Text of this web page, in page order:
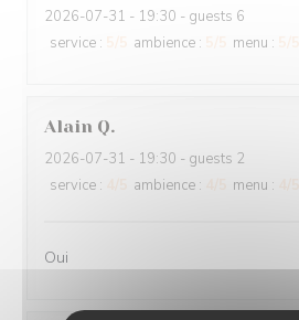
2026-07-31 - 19:30 - guests 6
service : ambience : menu :
Alain Q
2026-07-31 - 19:30 - guests 2
service : ambience : menu :
Oui